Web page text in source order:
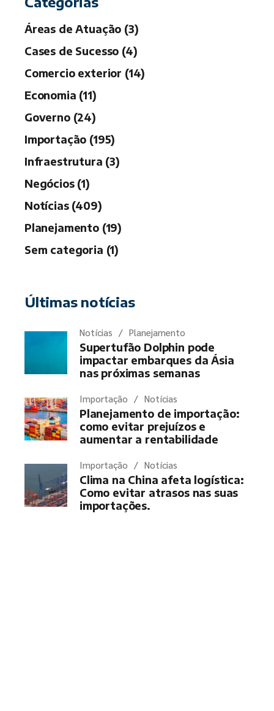
Áreas de Atuação (3)
Cases de Sucesso (4)
Comercio exterior (14)
Economia (11)
Governo (24)
Importação (195)
Infraestrutura (3)
Negócios (1)
Notícias (409)
Planejamento (19)
Sem categoria (1)
Últimas notícias
Notícias Planejamento
Supertufão Dolphin pode
impactar embarques da Ásia
nas próximas semanas
Importação Notícias
Planejamento de importação:
como evitar prejuízos e
aumentar a rentabilidade
Importação Notícias
Clima na China afeta logística:
Como evitar atrasos nas suas
importações.